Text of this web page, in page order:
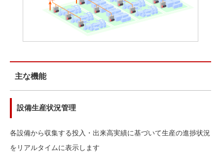
主な機能
設備生産状況管理
各設備から収集する投入・出来高実績に基づいて生産の進捗状況
をリアルタイムに表示します